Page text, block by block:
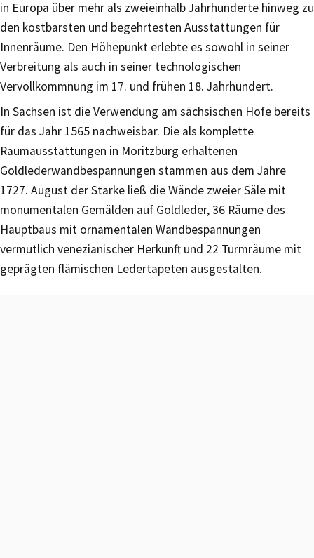
in Europa über mehr als zweieinhalb Jahrhunderte hinweg zu
den kostbarsten und begehrtesten Ausstattungen für
Innenräume. Den Höhepunkt erlebte es sowohl in seiner
Verbreitung als auch in seiner technologischen
Vervollkommnung im 17. und frühen 18. Jahrhundert.
In Sachsen ist die Verwendung am sächsischen Hofe bereits
für das Jahr 1565 nachweisbar. Die als komplette
Raumausstattungen in Moritzburg erhaltenen
Goldlederwandbespannungen stammen aus dem Jahre
1727. August der Starke ließ die Wände zweier Säle mit
monumentalen Gemälden auf Goldleder, 36 Räume des
Hauptbaus mit ornamentalen Wandbespannungen
vermutlich venezianischer Herkunft und 22 Turmräume mit
geprägten flämischen Ledertapeten ausgestalten.